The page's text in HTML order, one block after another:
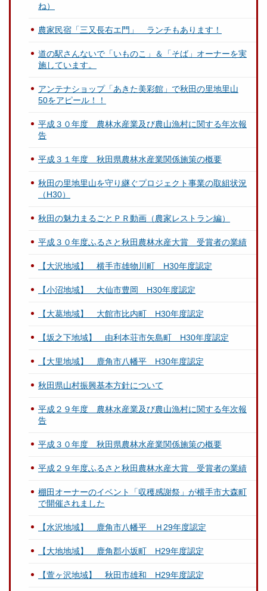
ね）
農家民宿「三又長右エ門」 ランチもあります！
道の駅さんないで「いものこ」＆「そば」オーナーを実
施しています。
アンテナショップ「あきた美彩館」で秋田の里地里山
50をアピール！！
平成３０年度 農林水産業及び農山漁村に関する年次報
告
平成３１年度 秋田県農林水産業関係施策の概要
秋田の里地里山を守り継ぐプロジェクト事業の取組状況
（H30）
秋田の魅力まるごとＰＲ動画（農家レストラン編）
平成３０年度ふるさと秋田農林水産大賞 受賞者の業績
【大沢地域】 横手市雄物川町 H30年度認定
【小沼地域】 大仙市豊岡 H30年度認定
【大葛地域】 大館市比内町 H30年度認定
【坂之下地域】 由利本荘市矢島町 H30年度認定
【大里地域】 鹿角市八幡平 H30年度認定
秋田県山村振興基本方針について
平成２９年度 農林水産業及び農山漁村に関する年次報
告
平成３０年度 秋田県農林水産業関係施策の概要
平成２９年度ふるさと秋田農林水産大賞 受賞者の業績
棚田オーナーのイベント「収穫感謝祭」が横手市大森町
で開催されました
【水沢地域】 鹿角市八幡平 Ｈ29年度認定
【大地地域】 鹿角郡小坂町 H29年度認定
【萱ヶ沢地域】 秋田市雄和 H29年度認定